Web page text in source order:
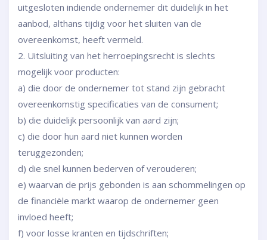
uitgesloten indiende ondernemer dit duidelijk in het
aanbod, althans tijdig voor het sluiten van de
overeenkomst, heeft vermeld.
2. Uitsluiting van het herroepingsrecht is slechts
mogelijk voor producten:
a) die door de ondernemer tot stand zijn gebracht
overeenkomstig specificaties van de consument;
b) die duidelijk persoonlijk van aard zijn;
c) die door hun aard niet kunnen worden
teruggezonden;
d) die snel kunnen bederven of verouderen;
e) waarvan de prijs gebonden is aan schommelingen op
de financiële markt waarop de ondernemer geen
invloed heeft;
f) voor losse kranten en tijdschriften;